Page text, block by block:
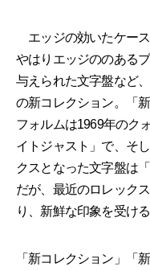
エッジの効いたケース
やはりエッジののある
与えられた文字盤など
の新コレクション。「
フォルムは1969年のク
イトジャスト」で、そ
クスとなった文字盤は
だが、最近のロレック
り、新鮮な印象を受ける
「新コレクション」「